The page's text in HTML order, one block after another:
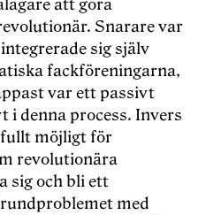
att göra
Snarare var
sig själv
fackföreningarna,
var ett passivt
i denna process. Invers
möjligt för
revolutionära
sig och bli ett
med